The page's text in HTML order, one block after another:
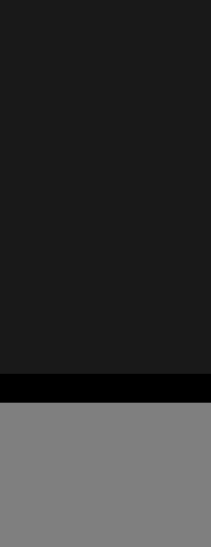
ventana)
ventana)